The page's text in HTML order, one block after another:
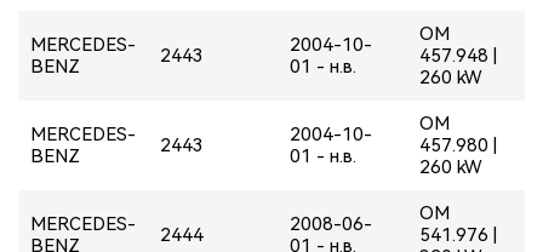
MERCEDES-
BENZ
2443
2004-10-
01 - н.в.
OM
457.948 |
260 kW
MERCEDES-
BENZ
2443
2004-10-
01 - н.в.
OM
457.980 |
260 kW
MERCEDES-
BENZ
2444
2008-06-
01 - н.в.
OM
541.976 |